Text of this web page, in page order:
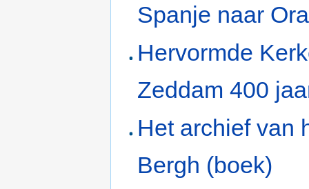
Spanje naar
Hervormde
Zeddam 400
Het archief van
Bergh (boek)